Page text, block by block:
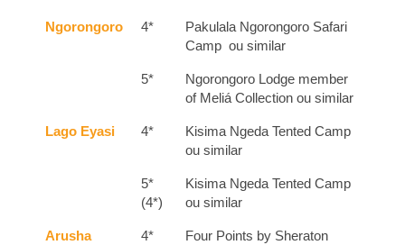
Ngorongoro 4*
Pakulala Ngorongoro Safari
Camp ou similar
5*
Ngorongoro Lodge member
of Meliá Collection ou similar
Lago Eyasi 4*
Kisima Ngeda Tented Camp
ou similar
5*
(4*)
Kisima Ngeda Tented Camp
ou similar
Arusha 4*
Four Points by Sheraton